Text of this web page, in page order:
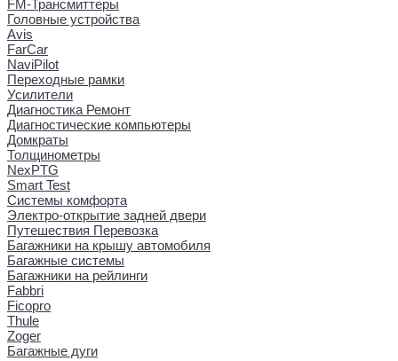
FM-Трансмиттеры
Головные устройства
Avis
FarCar
NaviPilot
Переходные рамки
Усилители
Диагностика Ремонт
Диагностические компьютеры
Домкраты
Толщинометры
NexPTG
Smart Test
Системы комфорта
Электро-открытие задней двери
Путешествия Перевозка
Багажники на крышу автомобиля
Багажные системы
Багажники на рейлинги
Fabbri
Ficopro
Thule
Zoger
Багажные дуги